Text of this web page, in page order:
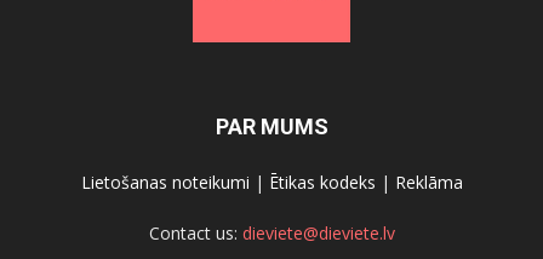
PAR MUMS
Lietošanas noteikumi | Ētikas kodeks | Reklāma
Contact us: dieviete@dieviete.lv